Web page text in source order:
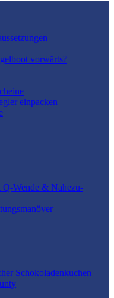
vorwärts?
einpacken
Wende & Nahezu-
Schokoladenkuchen